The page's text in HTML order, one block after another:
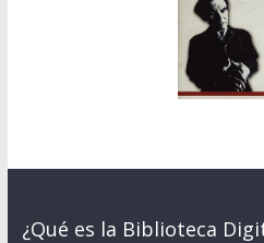
¿Qué es la Biblioteca